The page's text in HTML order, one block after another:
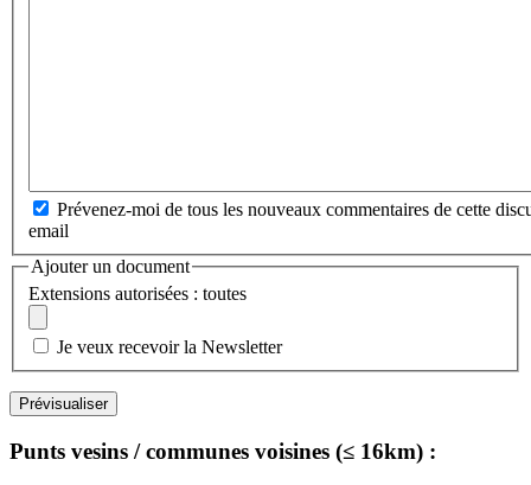
Prévenez-moi de tous les nouveaux commentaires de cette
email
Ajouter un document
Extensions autorisées : toutes
Je veux recevoir la Newsletter
Punts vesins / communes voisines (≤ 16km) :